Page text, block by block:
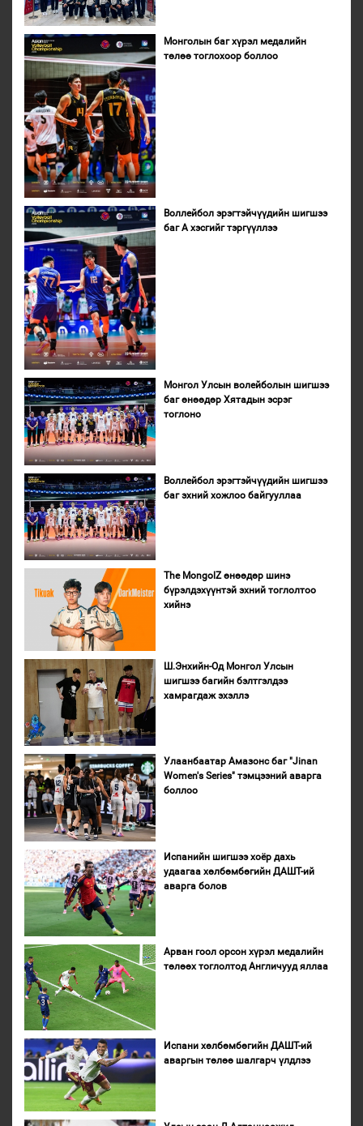
Монголын баг хүрэл медалийн
төлөө тоглохоор боллоо
Воллейбол эрэгтэйчүүдийн шигшээ
баг А хэсгийг тэргүүллээ
Монгол Улсын волейболын шигшээ
баг өнөөдөр Хятадын эсрэг
тоглоно
Воллейбол эрэгтэйчүүдийн шигшээ
баг эхний хожлоо байгууллаа
The MongolZ өнөөдөр шинэ
бүрэлдэхүүнтэй эхний тоглолтоо
хийнэ
Ш.Энхийн-Од Монгол Улсын
шигшээ багийн бэлтгэлдээ
хамрагдаж эхэллэ
Улаанбаатар Амазонс баг "Jinan
Women's Series" тэмцээний аварга
боллоо
Испанийн шигшээ хоёр дахь
удаагаа хөлбөмбөгийн ДАШТ-ий
аварга болов
Арван гоол орсон хүрэл медалийн
төлөөх тоглолтод Англичууд яллаа
Испани хөлбөмбөгийн ДАШТ-ий
аваргын төлөө шалгарч үлдлээ